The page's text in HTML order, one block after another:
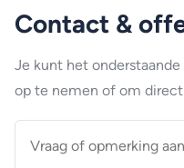
Contact &
Je kunt het
op te nemen of om